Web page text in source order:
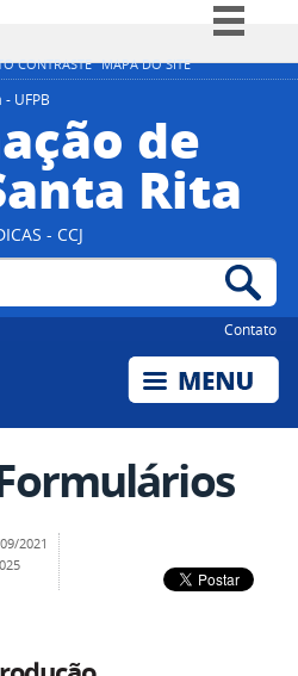
CONTRASTE MAPA DO SITE
Simplifique!
Participe
Acesso à informação
Legislação
UFPB
de
Rita
- CCJ
Contato
2021